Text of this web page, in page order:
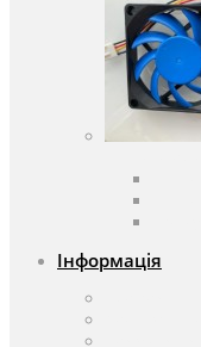
Інформація